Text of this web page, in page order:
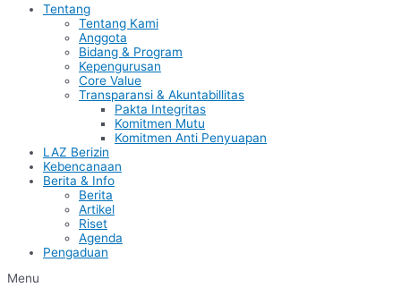
Tentang
Tentang Kami
Anggota
Bidang & Program
Kepengurusan
Core Value
Transparansi & Akuntabillitas
Pakta Integritas
Komitmen Mutu
Komitmen Anti Penyuapan
LAZ Berizin
Kebencanaan
Berita & Info
Berita
Artikel
Riset
Agenda
Pengaduan
Menu